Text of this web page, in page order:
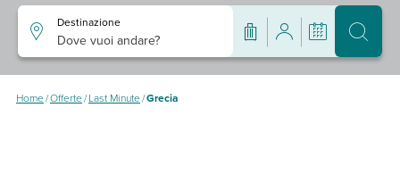
Destinazione
Dove vuoi andare?
Home/Offerte/Last Minute/Grecia